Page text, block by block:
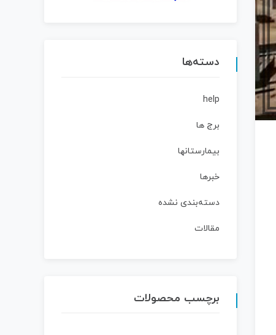
دسته‌ها
help
برج ها
بیمارستانها
خبرها
دسته‌بندی نشده
مقالات
برچسب محصولات